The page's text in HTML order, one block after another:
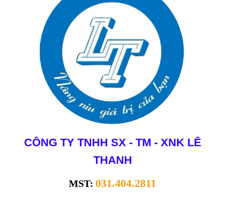
CÔNG TY TNHH SX - TM - XNK LÊ
THANH
MST: 031.404.2811